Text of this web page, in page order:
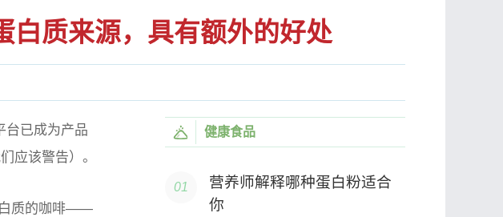
白质来源，具有额外的好处
台已成为产品
应该警告）。
白质的咖啡——
健康食品
营养师解释哪种蛋白粉适合
你